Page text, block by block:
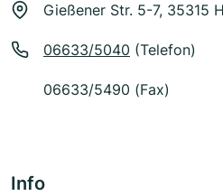
Gießener Str. 5-7, 35315
06633/5040 (Telefon)
06633/5490 (Fax)
Info